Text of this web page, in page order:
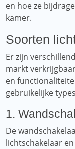
en hoe ze
kamer.
Soorten
Er zijn
markt
en
gebruikelijke
1.
De
lichtschakelaar